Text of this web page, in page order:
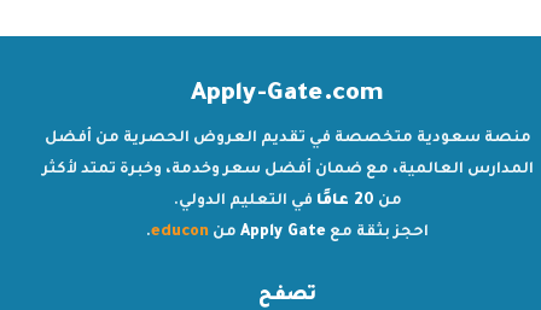
Apply-Gate.com
منصة سعودية متخصصة في تقديم العروض الحصرية من أفضل
المدارس العالمية، مع ضمان أفضل سعر وخدمة، وخبرة تمتد لأكثر
من 20 عامًا
في التعليم الدولي.
احجز بثقة مع Apply Gate من educon
.
تصفح